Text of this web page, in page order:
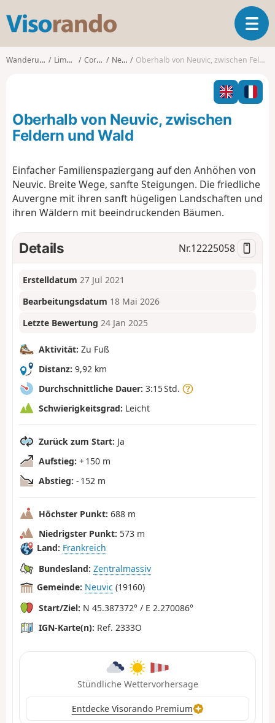
s
o
o
T
o
g
l
n
a
t
i
Wanderungen Limousin Corrèze Neuvic Oberhalb von Neuvic, zwischen Feldern und Wald
Oberhalb von Neuvic, zwischen
Feldern und Wald
Einfacher Familienspaziergang auf den Anhöhen von
Neuvic. Breite Wege, sanfte Steigungen. Die friedliche
Auvergne mit ihren sanft hügeligen Landschaften und
ihren Wäldern mit beeindruckenden Bäumen.
Details Nr.12225058
Erstelldatum 27 Jul 2021
Bearbeitungsdatum 18 Mai 2026
Letzte Bewertung 24 Jan 2025
Aktivität: Zu Fuß
Distanz: 9,92 km
Durchschnittliche Dauer: 3:15 Std.
Schwierigkeitsgrad: Leicht
Zurück zum Start: Ja
Aufstieg: + 150 m
Abstieg: - 152 m
Höchster Punkt: 688 m
Niedrigster Punkt: 573 m
Land: Frankreich
Bundesland: Zentralmassiv
Gemeinde: Neuvic (19160)
Start/Ziel: N 45.387372° / E 2.270086°
IGN-Karte(n): Ref. 2333O
Stündliche Wettervorhersage
Entdecke Visorando Premium